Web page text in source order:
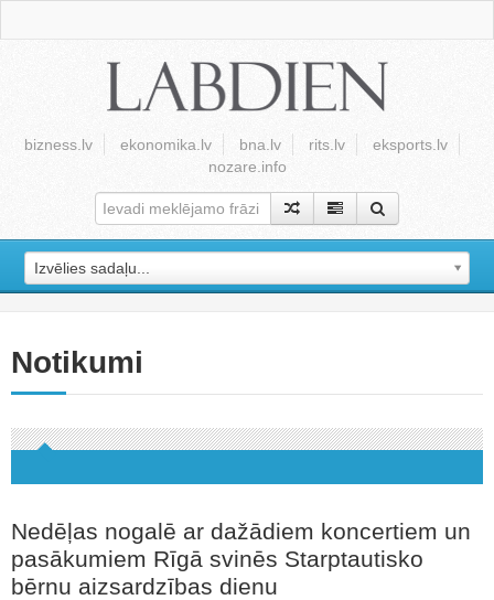
bizness.lv ekonomika.lv bna.lv rits.lv
eksports.lv
nozare.info
Izvēlies sadaļu...
Notikumi
Nedēļas nogalē ar dažādiem koncertiem un
pasākumiem Rīgā svinēs Starptautisko
bērnu aizsardzības dienu